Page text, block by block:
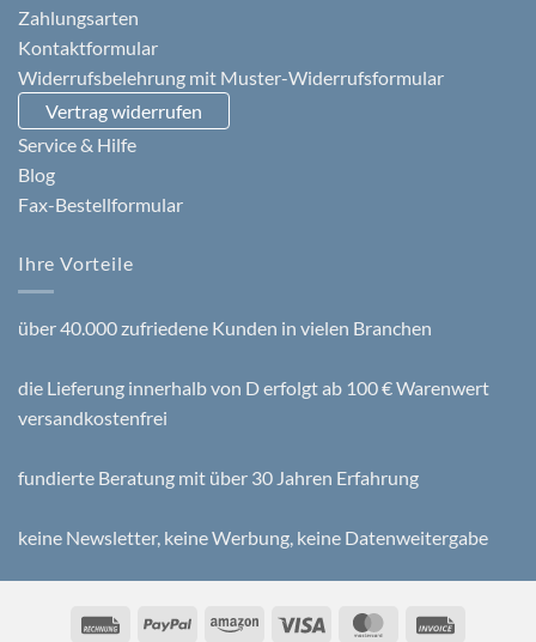
Zahlungsarten
Kontaktformular
Widerrufsbelehrung mit Muster-Widerrufsformular
Vertrag widerrufen
Service & Hilfe
Blog
Fax-Bestellformular
Ihre Vorteile
über 40.000 zufriedene Kunden in vielen Branchen
die Lieferung innerhalb von D erfolgt ab 100 € Warenwert
versandkostenfrei
fundierte Beratung mit über 30 Jahren Erfahrung
keine Newsletter, keine Werbung, keine Datenweitergabe
RechungPayPal Amazon Visa MasterCard